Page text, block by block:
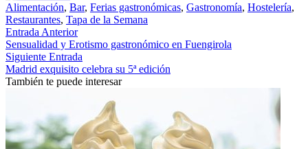
Alimentación, Bar, Ferias gastronómicas, Gastronomía, Hostelería,
Restaurantes, Tapa de la Semana
Entrada Anterior
Sensualidad y Erotismo gastronómico en Fuengirola
Siguiente Entrada
Madrid exquisito celebra su 5ª edición
También te puede interesar